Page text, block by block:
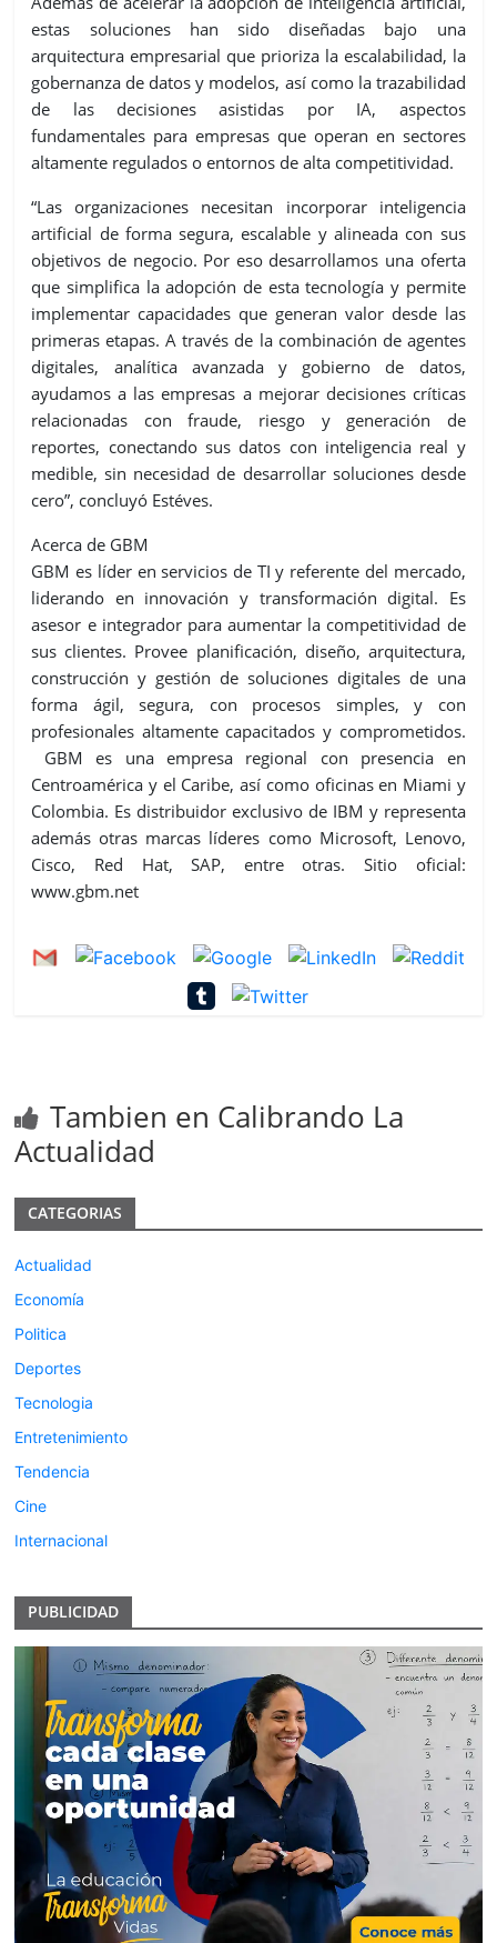
estas soluciones han sido diseñadas bajo una
arquitectura empresarial que prioriza la escalabilidad, la
gobernanza de datos y modelos, así como la trazabilidad
de las decisiones asistidas por IA, aspectos
fundamentales para empresas que operan en sectores
altamente regulados o entornos de alta competitividad.
“Las organizaciones necesitan incorporar inteligencia
artificial de forma segura, escalable y alineada con sus
objetivos de negocio. Por eso desarrollamos una oferta
que simplifica la adopción de esta tecnología y permite
implementar capacidades que generan valor desde las
primeras etapas. A través de la combinación de agentes
digitales, analítica avanzada y gobierno de datos,
ayudamos a las empresas a mejorar decisiones críticas
relacionadas con fraude, riesgo y generación de
reportes, conectando sus datos con inteligencia real y
medible, sin necesidad de desarrollar soluciones desde
cero”, concluyó Estéves.
Acerca de GBM
GBM es líder en servicios de TI y referente del mercado,
liderando en innovación y transformación digital. Es
asesor e integrador para aumentar la competitividad de
sus clientes. Provee planificación, diseño, arquitectura,
construcción y gestión de soluciones digitales de una
forma ágil, segura, con procesos simples, y con
profesionales altamente capacitados y comprometidos.
GBM es una empresa regional con presencia en
Centroamérica y el Caribe, así como oficinas en Miami y
Colombia. Es distribuidor exclusivo de IBM y representa
además otras marcas líderes como Microsoft, Lenovo,
Cisco, Red Hat, SAP, entre otras. Sitio oficial:
www.gbm.net
Tambien en Calibrando La
Actualidad
CATEGORIAS
Actualidad
Economía
Politica
Deportes
Tecnologia
Entretenimiento
Tendencia
Cine
Internacional
PUBLICIDAD